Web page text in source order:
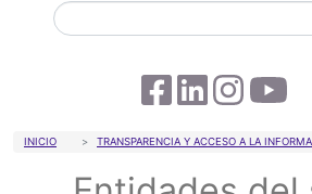
Sobrescribir enlaces
INICIO TRANSPARENCIA Y ACCESO A LA